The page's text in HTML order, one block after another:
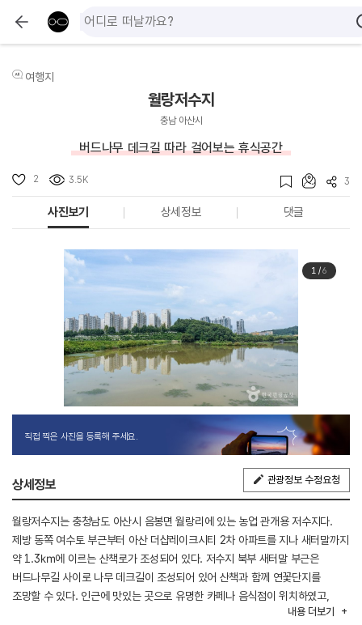
여행지
월랑저수지
충남 아산시
버드나무 데크길 따라 걸어보는 휴식공간
2 3.5K 3
사진보기 상세정보 댓글
1/6
직접 찍은 사진을 등록해 주세요.
상세정보 관광정보 수정요청
월랑저수지는 충청남도 아산시 음봉면 월랑리에 있는 농업 관개용 저수지다.
제방 동쪽 여수토 부근부터 아산 더샵레이크시티 2차 아파트를 지나 새터말까지
약 1.3㎞에 이르는 산책로가 조성되어 있다. 저수지 북부 새터말 부근은
버드나무길 사이로 나무 데크길이 조성되어 있어 산책과 함께 연꽃단지를
조망할 수 있다. 인근에 맛있는 곳으로 유명한 카페나 음식점이 위치하였고,
내부에서 월랑저수지를 바라보는 경치가 아름다워 뷰맛집으로 홍보를 하고
내용 더보기